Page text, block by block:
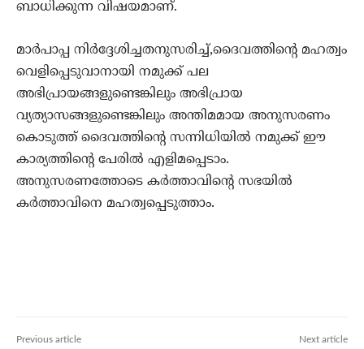
ബാധിക്കുന്ന വിഷയമാണ്.
മാര്‍പാപ്പ നിര്‍ദ്ദേശിച്ചതനുസരിച്ച്,ദൈവത്തിന്റെ മഹത്വം
വെളിപ്പെടുവാനായി നമുക്ക് പല
അഭിപ്രായങ്ങളുണ്ടെങ്കിലും അഭിപ്രായ
വ്യത്യാസങ്ങളുണ്ടെങ്കിലും അന്തിമമായ അനുസരണം
കൊടുത്ത് ദൈവത്തിന്റെ സന്നിധിയില്‍ നമുക്ക് ഈ
കാര്യത്തിന്റെ പേരില്‍ എളിമപ്പെടാം.
അനുസരണത്തോടെ കര്‍ത്താവിന്റെ സഭയില്‍
കര്‍ത്താവിനെ മഹത്വപ്പെടുത്താം.
Previous article Next article